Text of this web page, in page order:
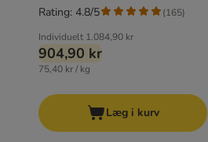
Individuelt 1.084,90 kr
904,90 kr
75,40 kr / kg
Rating: 4.8/5 (165)
Læg i kurv